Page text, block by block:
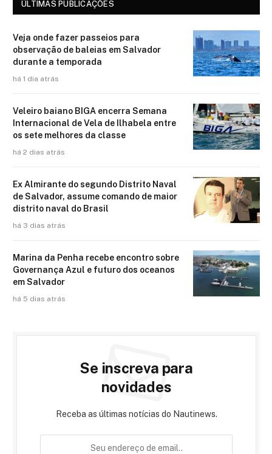
ÚLTIMAS PUBLICAÇÕES
Veja onde fazer passeios para
observação de baleias em Salvador
durante a temporada
há 1 dia atrás
Veleiro baiano BIGA encerra Semana
Internacional de Vela de Ilhabela entre
os sete melhores da classe
há 2 dias atrás
Ex Almirante do segundo Distrito Naval
de Salvador, assume comando de maior
distrito naval do Brasil
há 3 dias atrás
Marina da Penha recebe encontro sobre
Governança Azul e futuro dos oceanos
em Salvador
há 5 dias atrás
Se inscreva para
novidades
Receba as últimas notícias do Nautinews.